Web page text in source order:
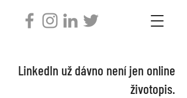
LinkedIn už dávno není jen online
životopis.